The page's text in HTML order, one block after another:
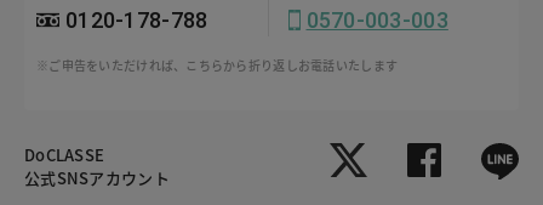
0120-178-788 0570-003-003
※ご申告をいただければ、こちらから折り返しお電話いたします
DoCLASSE
公式SNSアカウント